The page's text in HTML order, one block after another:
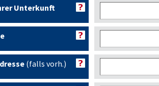
Unterkunft
(falls vorh.)